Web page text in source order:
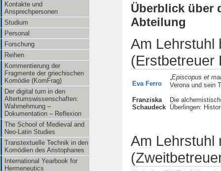
Kontakte und
Ansprechpersonen
Studium
Personal
Forschung
Reihen
Kommentierung der
Fragmente der griechischen
Komödie (KomFrag)
Der digital turn in den
Altertumswissenschaften:
Wahrnehmung –
Dokumentation – Reflexion
The School of Medieval and
Neo-Latin Studies
Transtextuelle Technik in den
Komödien des Aristophanes
International Yearbook for
Hermeneutics
Überblick über
Abteilung
Am Lehrstuhl
(Erstbetreuer
Eva Ferro
Episcopus et
Verona und sein
Franziska
Schaudeck
Die
Überlingen:
Am Lehrstuhl